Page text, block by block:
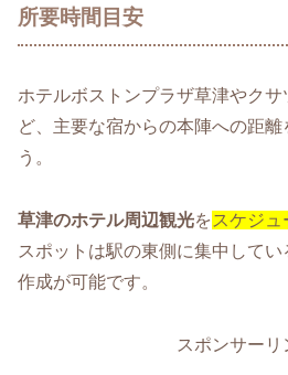
所要時間目安
ホテルボストンプラザ草津やク
ど、主要な宿からの本陣への距離
う。
草津のホテル周辺観光を スケジュ
スポットは駅の東側に集中して
作成が可能です。
スポンサーリ